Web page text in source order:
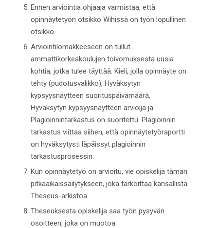
Ennen arviointia ohjaaja varmistaa, että
opinnäytetyön otsikko Wihissä on työn lopullinen
otsikko.
Arviointilomakkeeseen on tullut
ammattikorkeakoulujen toivomuksesta uusia
kohtia, jotka tulee täyttää: Kieli, jolla opinnäyte on
tehty (pudotusvalikko), Hyväksytyn
kypsyysnäytteen suorituspäivämäärä,
Hyväksytyn kypsyysnäytteen arvioija ja
Plagioinnintarkastus on suoritettu. Plagioinnin
tarkastus viittaa siihen, että opinnäytetyöraportti
on hyväksytysti läpäissyt plagioinnin
tarkastusprosessin.
Kun opinnäytetyö on arvioitu, vie opiskelija tämän
pitkäaikaissäilytykseen, joka tarkoittaa kansallista
Theseus-arkistoa.
Theseuksesta opiskelija saa työn pysyvän
osoitteen, joka on muotoa